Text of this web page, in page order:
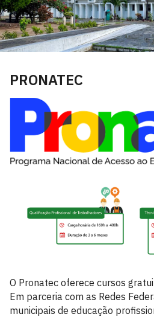
PRONATEC
O Pronatec oferece cursos
Em parceria com as Redes
municipais de educação